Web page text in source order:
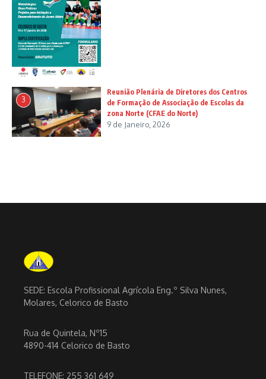
3
Reunião Plenária de Diretores dos Centros
de Formação de Associação de Escolas da
zona Norte (CFAE do Norte)
9 de Janeiro, 2026
SEDE: Escola Profissional Agrícola Eng.º Silva Nunes,
Molares, Celorico de Basto
Rua de Quintela, Nº15
4890-414 Celorico de Basto
TELEFONE: 255 361 649